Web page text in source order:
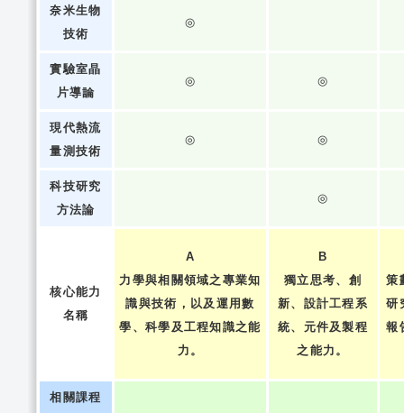
奈米生物
技術
◎
實驗室晶
片導論
◎ ◎
現代熱流
量測技術
◎ ◎
科技研究
方法論
◎
核心能力
名稱
A
力學與相關領域之專業知
識與技術，以及運用數
學、科學及工程知識之能
力。
B
獨立思考、創
新、設計工程系
統、元件及製程
之能力。
策
研
報
相關課程